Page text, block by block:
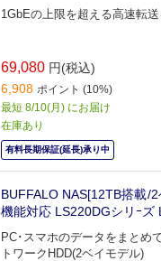
1GbEの上限を超える高速転送
69,080 円(税込)
6,908 ポイント (10%)
最短 8/10(月) にお届け
在庫あり
有料長期保証(延長)承り中
BUFFALO NAS[12TB搭載/
機能対応 LS220DGシリｰズ
PC･スマホのデータをまとめ
トワークHDD(2ベイモデル)